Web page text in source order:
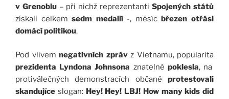
v Grenoblu – při nichž reprezentanti Spojených států
získali celkemsedm medailí-, měsícbřezen otřásl
domácí politikou.
Pod vlivem negativních zprávz Vietnamu, popularita
prezidenta Lyndona Johnsona znatelně poklesla, na
protiválečných demonstracích občané protestovali
skandujíce slogan:Hey! Hey! LBJ! How many kids did